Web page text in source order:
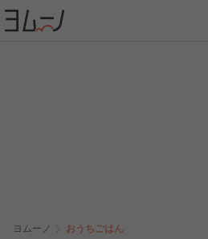
ヨムーノ おうちごはん